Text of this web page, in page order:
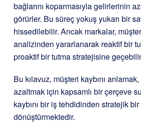
bağlarını koparmasıyla gelirlerinin
görürler. Bu süreç yokuş yukarı bir
hissedilebilir. Ancak markalar,
analizinden yararlanarak reaktif bir
proaktif bir tutma stratejisine
Bu kılavuz, müşteri kaybını
azaltmak için kapsamlı bir çerçeve
kaybını bir iş tehdidinden stratejik bir
dönüştürmektedir.